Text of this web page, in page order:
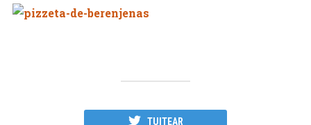
TUITEAR